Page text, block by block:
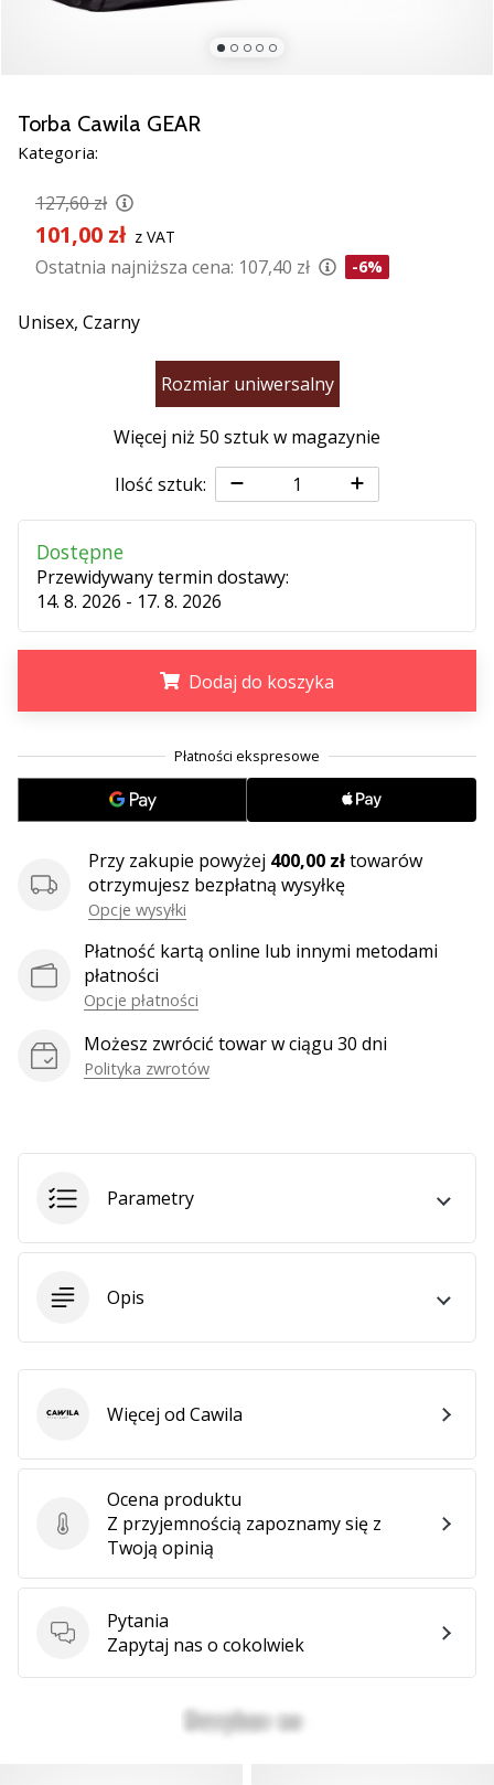
wszystkie
artykuły
Torba Cawila GEAR
Kategoria:
127,60 zł
101,00 zł z VAT
Ostatnia najniższa cena: 107,40 zł -6%
Unisex, Czarny
Rozmiar uniwersalny
Więcej niż 50 sztuk w magazynie
Ilość sztuk:
Dostępne
Przewidywany termin dostawy:
14. 8. 2026 - 17. 8. 2026
Dodaj do koszyka
Przy zakupie powyżej 400,00 złtowarów
otrzymujesz bezpłatną wysyłkę
Opcje wysyłki
Płatność kartą online lub innymi metodami
płatności
Opcje płatności
Możesz zwrócić towar w ciągu 30 dni
Polityka zwrotów
Parametry
Opis
Ocena produktu
Ocena produktu
Z przyjemnością zapoznamy się z
Twoją opinią
Pytania
Pytania
Zapytaj nas o cokolwiek
CawilaWięcej od Cawila